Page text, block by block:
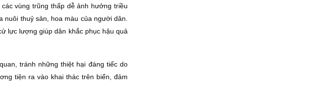
vùng trũng thấp dễ ảnh hưởng triều
thuỷ sản, hoa màu của người dân.
lực lượng giúp dân khắc phục hậu quả
tránh những thiệt hại đáng tiếc do
tiện ra vào khai thác trên biển, đảm